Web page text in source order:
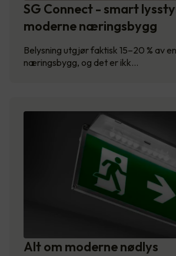
SG Connect - smart
moderne næringsbygg
Belysning utgjør faktisk 15–20 % av
næringsbygg, og det er ikk…
Alt om moderne nødlys